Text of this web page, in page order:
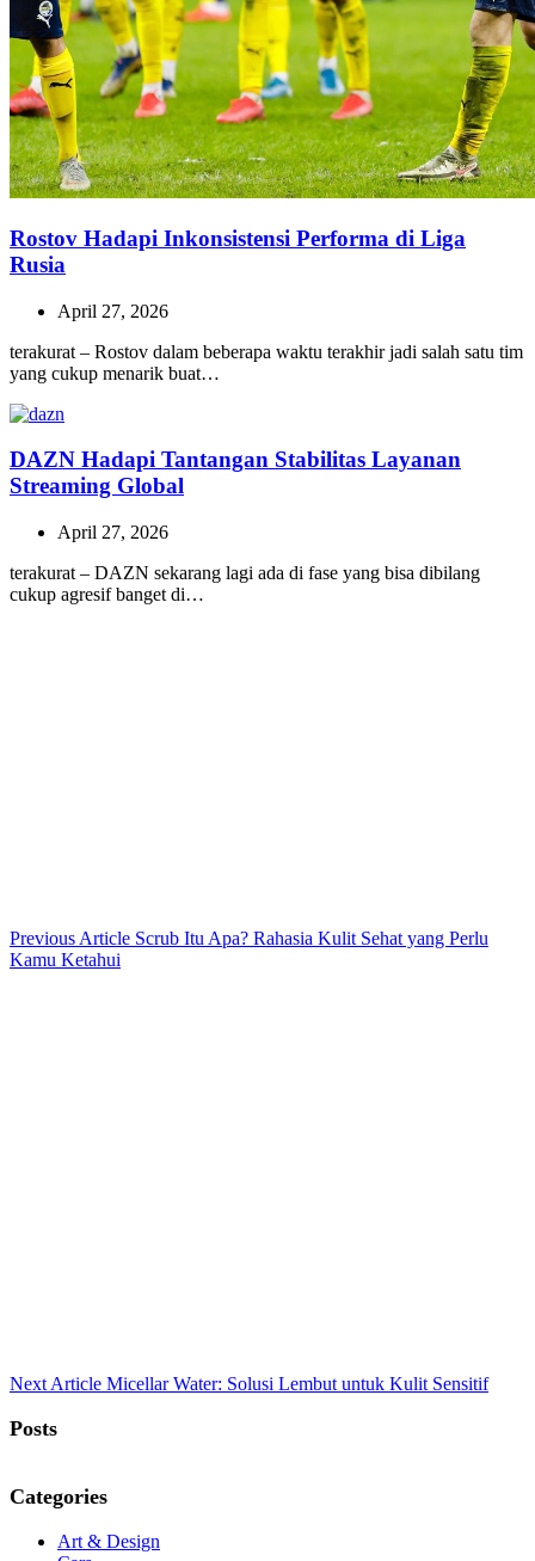
Rostov Hadapi Inkonsistensi Performa di Liga
Rusia
April 27, 2026
terakurat – Rostov dalam beberapa waktu terakhir jadi salah satu tim
yang cukup menarik buat…
DAZN Hadapi Tantangan Stabilitas Layanan
Streaming Global
April 27, 2026
terakurat – DAZN sekarang lagi ada di fase yang bisa dibilang
cukup agresif banget di…
Previous Article Previous
Scrub Itu Apa? Rahasia Kulit Sehat yang Perlu
Kamu Ketahui
Next Article Next
Micellar Water: Solusi Lembut untuk Kulit Sensitif
Posts
Categories
Art & Design